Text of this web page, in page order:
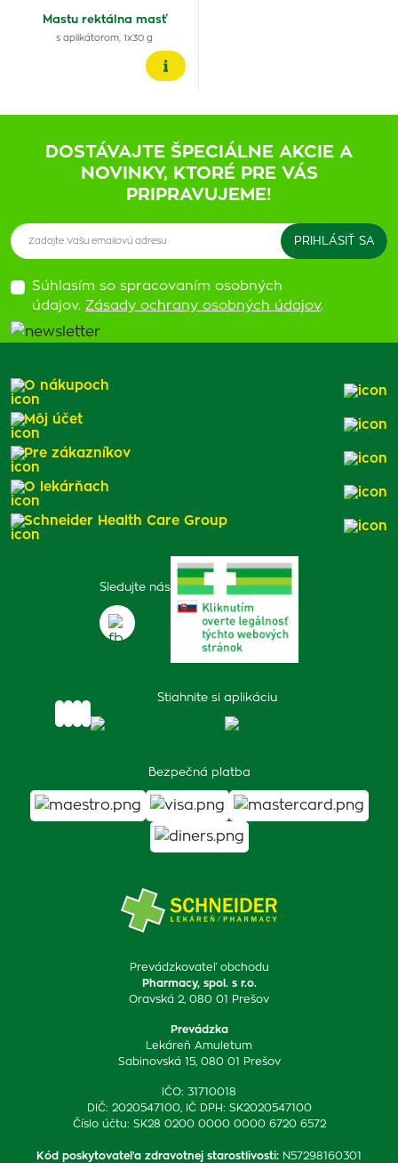
Mastu rektálna masť
s aplikátorom, 1x30 g
DOSTÁVAJTE ŠPECIÁLNE AKCIE A
NOVINKY, KTORÉ PRE VÁS
PRIPRAVUJEME!
Súhlasím so spracovaním osobných
údajov. Zásady ochrany osobných údajov.
Prevádzkovateľ obchodu
Pharmacy, spol. s r.o.
Oravská 2, 080 01 Prešov
Prevádzka
Lekáreň Amuletum
Sabinovská 15, 080 01 Prešov
IČO: 31710018
DIČ: 2020547100, IČ DPH: SK2020547100
Číslo účtu: SK28 0200 0000 0000 6720 6572
Kód poskytovateľa zdravotnej starostlivosti: N57298160301
Sledujte nás
Stiahnite si aplikáciu
Bezpečná platba
O nákupoch
Môj účet
Pre zákazníkov
O lekárňach
Schneider Health Care Group